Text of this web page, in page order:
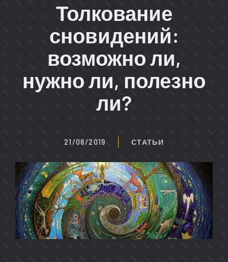
Толкование
сновидений:
возможно ли,
нужно ли, полезно
ли?
21/08/2019 СТАТЬИ